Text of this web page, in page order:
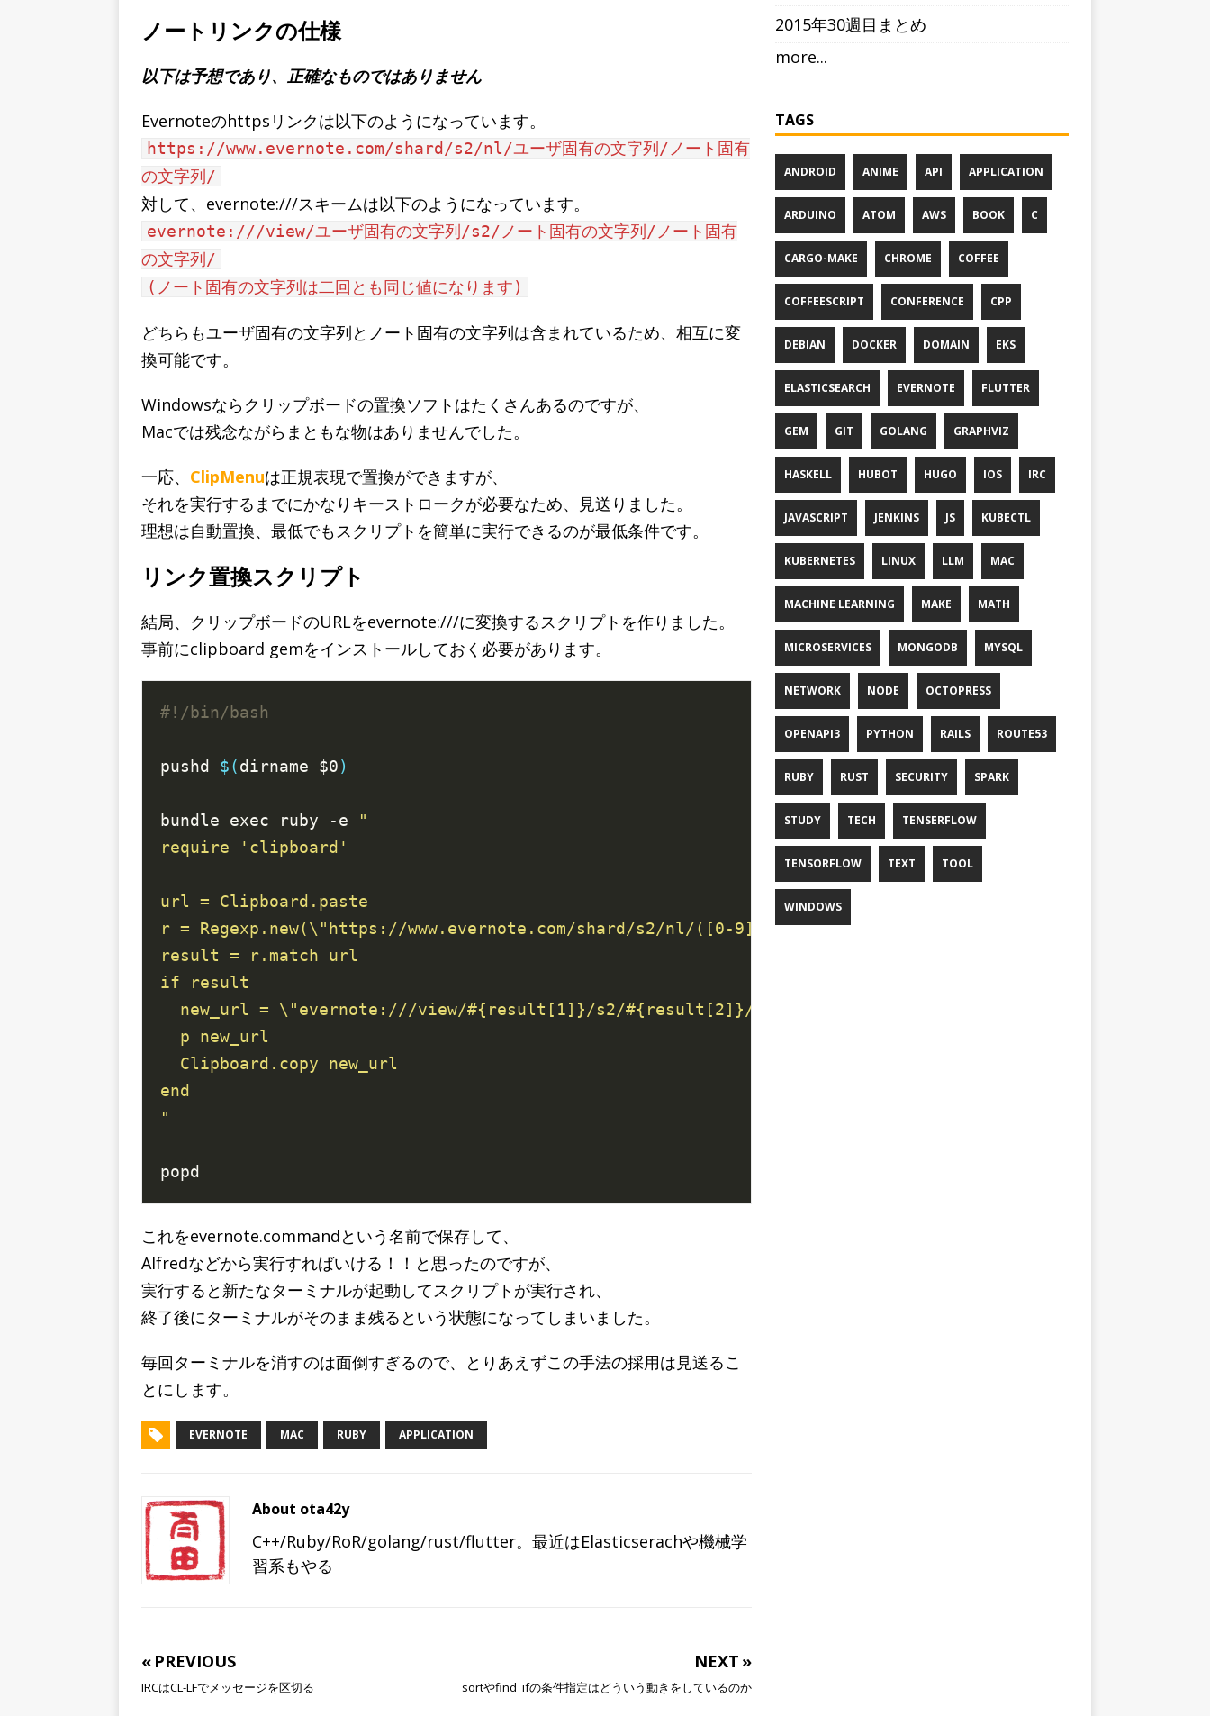
ノートリンクの仕様
以下は予想であり、正確なものではありません
Evernoteのhttpsリンクは以下のようになっています。
https://www.evernote.com/shard/s2/nl/ユーザ固有の文字列/ノート固有
の文字列/
対して、evernote:///スキームは以下のようになっています。
evernote:///view/ユーザ固有の文字列/s2/ノート固有の文字列/ノート固有
の文字列/
(ノート固有の文字列は二回とも同じ値になります)
どちらもユーザ固有の文字列とノート固有の文字列は含まれているため、相互に変
換可能です。
Windowsならクリップボードの置換ソフトはたくさんあるのですが、
Macでは残念ながらまともな物はありませんでした。
一応、 ClipMenuは正規表現で置換ができますが、
それを実行するまでにかなりキーストロークが必要なため、見送りました。
理想は自動置換、最低でもスクリプトを簡単に実行できるのが最低条件です。
リンク置換スクリプト
結局、クリップボードのURLをevernote:///に変換するスクリプトを作りました。
事前にclipboard gemをインストールしておく必要があります。
pushd $(dirname $0)
bundle exec ruby -e
"
これをevernote.commandという名前で保存して、
Alfredなどから実行すればいける！！と思ったのですが、
実行すると新たなターミナルが起動してスクリプトが実行され、
終了後にターミナルがそのまま残るという状態になってしまいました。
毎回ターミナルを消すのは面倒すぎるので、とりあえずこの手法の採用は見送るこ
とにします。
EVERNOTE MAC RUBY APPLICATION
About ota42y
C++/Ruby/RoR/golang/rust/flutter。最近はElasticserachや機械学
習系もやる
« PREVIOUS
IRCはCL-LFでメッセージを区切る
NEXT »
sortやfind_ifの条件指定はどういう動きをしているのか
2015年30週目まとめ
more...
TAGS
ANDROID ANIME API APPLICATION
ARDUINO ATOM AWS BOOK C
CARGO-MAKE CHROME COFFEE
COFFEESCRIPT CONFERENCE CPP
DEBIAN DOCKER DOMAIN EKS
ELASTICSEARCH EVERNOTE FLUTTER
GEM GIT GOLANG GRAPHVIZ
HASKELL HUBOT HUGO IOS IRC
JAVASCRIPT JENKINS JS KUBECTL
KUBERNETES LINUX LLM MAC
MACHINE LEARNING MAKE MATH
MICROSERVICES MONGODB MYSQL
NETWORK NODE OCTOPRESS
OPENAPI3 PYTHON RAILS ROUTE53
RUBY RUST SECURITY SPARK
STUDY TECH TENSERFLOW
TENSORFLOW TEXT TOOL
WINDOWS